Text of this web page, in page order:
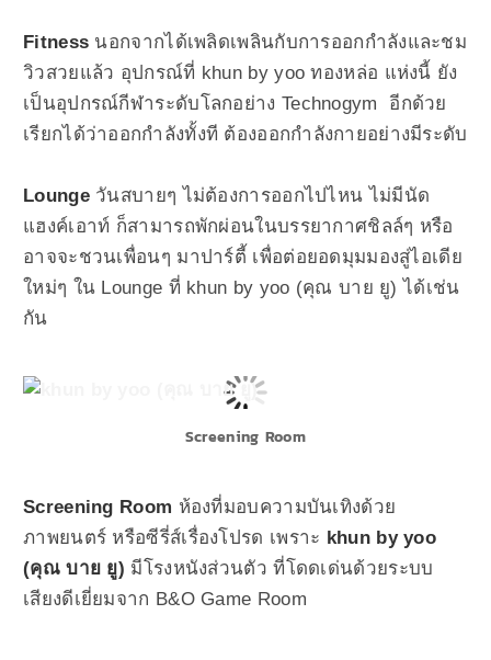
Fitness นอกจากได้เพลิดเพลินกับการออกกำลังและชม
วิวสวยแล้ว อุปกรณ์ที่ khun by yoo ทองหล่อ แห่งนี้ ยัง
เป็นอุปกรณ์กีฬาระดับโลกอย่าง Technogym อีกด้วย
เรียกได้ว่าออกกำลังทั้งที ต้องออกกำลังกายอย่างมีระดับ
Lounge วันสบายๆ ไม่ต้องการออกไปไหน ไม่มีนัด
แฮงค์เอาท์ ก็สามารถพักผ่อนในบรรยากาศชิลล์ๆ หรือ
อาจจะชวนเพื่อนๆ มาปาร์ตี้ เพื่อต่อยอดมุมมองสู่ไอเดีย
ใหม่ๆ ใน Lounge ที่ khun by yoo (คุณ บาย ยู) ได้เช่น
กัน
Screening Room
Screening Room ห้องที่มอบความบันเทิงด้วย
ภาพยนตร์ หรือซีรี่ส์เรื่องโปรด เพราะ khun by yoo
(คุณ บาย ยู) มีโรงหนังส่วนตัว ที่โดดเด่นด้วยระบบ
เสียงดีเยี่ยมจาก B&O Game Room